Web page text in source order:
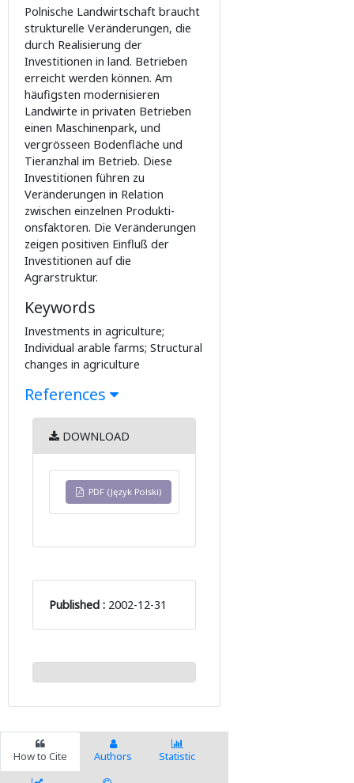
Polnische Landwirtschaft braucht
strukturelle Veränderungen, die
durch Realisierung der
Investitionen in land. Betrieben
erreicht werden können. Am
häufigsten modernisieren
Landwirte in privaten Betrieben
einen Maschinenpark, und
vergrösseen Bodenfläche und
Tieranzhal im Betrieb. Diese
Investitionen führen zu
Veränderungen in Relation
zwischen einzelnen Produkti-
onsfaktoren. Die Veränderungen
zeigen positiven Einfluß der
Investitionen auf die
Agrarstruktur.
Keywords
Investments in agriculture;
Individual arable farms; Structural
changes in agriculture
References
DOWNLOAD
PDF (Język Polski)
Published : 2002-12-31
How to Cite Authors Statistic